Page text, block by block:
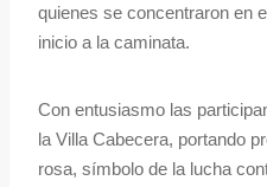
quienes se concentraron en
inicio a la caminata.
Con entusiasmo las
la Villa Cabecera, portando
rosa, símbolo de la lucha